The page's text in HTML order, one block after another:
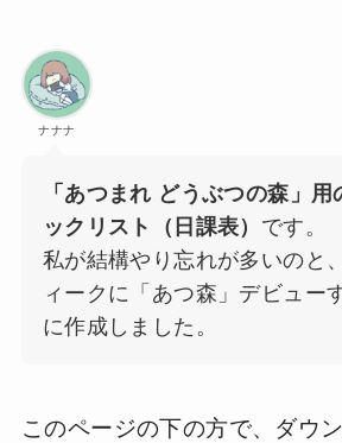
ナナナ
「あつまれ どうぶつの森」
ックリスト（日課表） です。
私が結構やり忘れが多いのと
ィークに「あつ森」デビュー
に作成しました。
このページの下の方で、ダウ